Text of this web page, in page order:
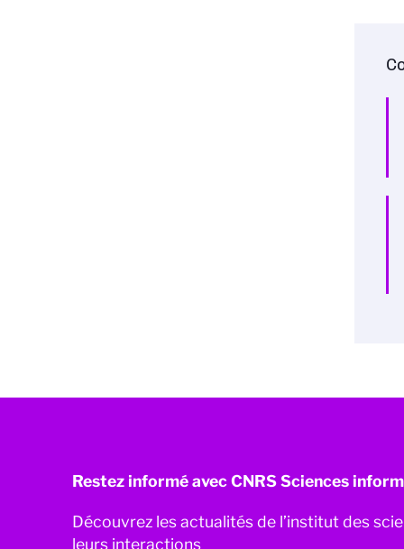
Restez informé avec CNRS Sciences
Découvrez les actualités de l’institut des
leurs interactions